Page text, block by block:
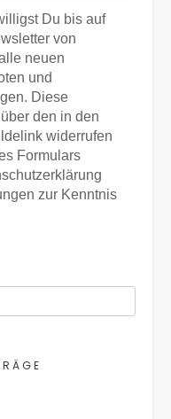
Du bis auf
von
neuen
und
Diese
den in den
widerrufen
Formulars
zur Kenntnis